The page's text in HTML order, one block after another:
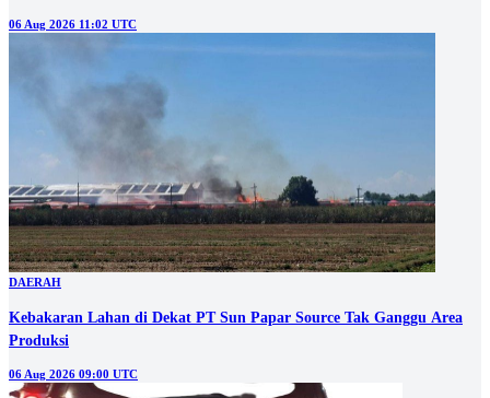
06 Aug 2026 11:02 UTC
DAERAH
Kebakaran Lahan di Dekat PT Sun Papar Source Tak Ganggu Area
Produksi
06 Aug 2026 09:00 UTC